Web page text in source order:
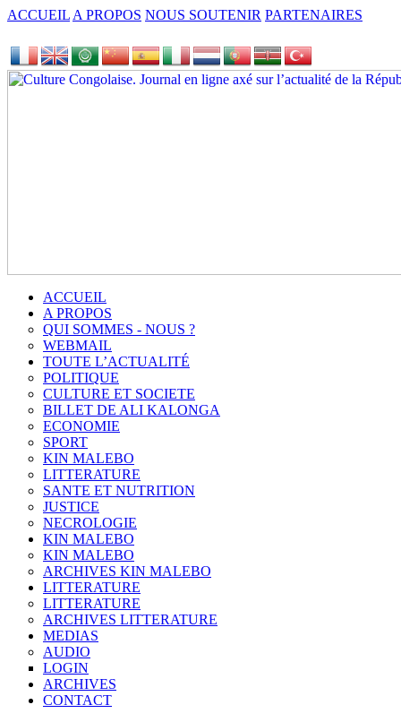
ACCUEIL A PROPOS NOUS SOUTENIR PARTENAIRES
ACCUEIL
A PROPOS
QUI SOMMES - NOUS ?
WEBMAIL
TOUTE L’ACTUALITÉ
POLITIQUE
CULTURE ET SOCIETE
BILLET DE ALI KALONGA
ECONOMIE
SPORT
KIN MALEBO
LITTERATURE
SANTE ET NUTRITION
JUSTICE
NECROLOGIE
KIN MALEBO
KIN MALEBO
ARCHIVES KIN MALEBO
LITTERATURE
LITTERATURE
ARCHIVES LITTERATURE
MEDIAS
AUDIO
LOGIN
ARCHIVES
CONTACT